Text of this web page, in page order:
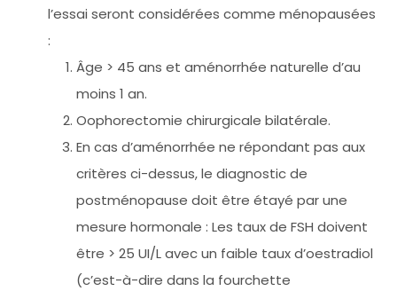
l’essai seront considérées comme ménopausées
:
Âge > 45 ans et aménorrhée naturelle d’au
moins 1 an.
Oophorectomie chirurgicale bilatérale.
En cas d’aménorrhée ne répondant pas aux
critères ci-dessus, le diagnostic de
postménopause doit être étayé par une
mesure hormonale : Les taux de FSH doivent
être > 25 UI/L avec un faible taux d’oestradiol
(c’est-à-dire dans la fourchette